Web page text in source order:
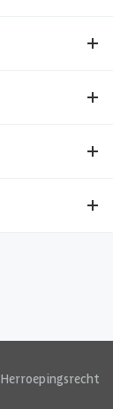
Herroepingsrecht